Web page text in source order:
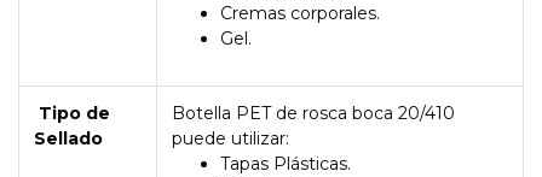
Cremas corporales.
Gel.
Tipo de
Sellado
Botella PET de rosca boca 20/410
puede utilizar:
Tapas Plásticas.